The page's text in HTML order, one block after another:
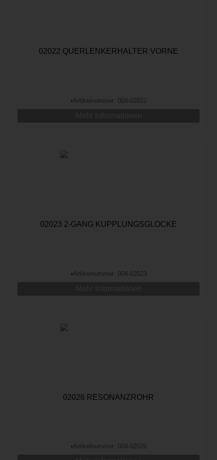
02022 QUERLENKERHALTER VORNE
•Artikelnummer: 004-02022
02023 2-GANG KUPPLUNGSGLOCKE
•Artikelnummer: 004-02023
02026 RESONANZROHR
•Artikelnummer: 004-02026